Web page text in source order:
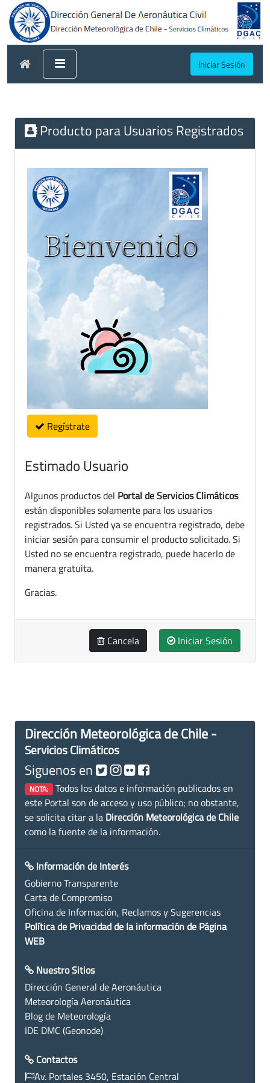
Iniciar Sesión
Producto para Usuarios Registrados
Regístrate
Estimado Usuario
Algunos productos del Portal de Servicios Climáticos
están disponibles solamente para los usuarios
registrados. Si Usted ya se encuentra registrado, debe
iniciar sesión para consumir el producto solicitado. Si
Usted no se encuentra registrado, puede hacerlo de
manera gratuita.
Gracias.
Cancela Iniciar Sesión
Dirección Meteorológica de Chile -
Servicios Climáticos
Siguenos en
NOTA: Todos los datos e información publicados en
este Portal son de acceso y uso público; no obstante,
se solicita citar a la Dirección Meteorológica de Chile
como la fuente de la información.
Información de Interés
Gobierno Transparente
Carta de Compromiso
Oficina de Información, Reclamos y Sugerencias
Política de Privacidad de la información de Página
WEB
Nuestro Sitios
Dirección General de Aeronáutica
Meteorología Aeronáutica
Blog de Meteorología
IDE DMC (Geonode)
Contactos
Av. Portales 3450, Estación Central